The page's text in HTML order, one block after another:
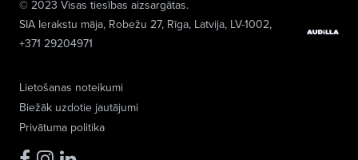
Lietošanas noteikumi
Biežāk uzdotie jautājumi
Privātuma politika
© 2023 Visas tiesības aizsargātas.
SIA Ierakstu māja, Robežu 27, Rīga, Latvija, LV-1002,
+371 29204971